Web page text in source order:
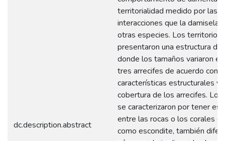
dc.description.abstract
territorialidad medido por las
interacciones que la damisela
otras especies. Los territorios
presentaron una estructura
donde los tamaños variaron
tres arrecifes de acuerdo con
características estructurales y
cobertura de los arrecifes.
se caracterizaron por tener
entre las rocas o los corales
como escondite, también